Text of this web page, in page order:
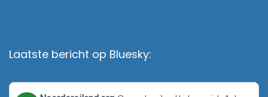
Laatste bericht op Bluesky: